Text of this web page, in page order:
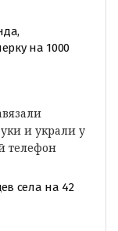
на 1000
и украли у
телефон
села на 42